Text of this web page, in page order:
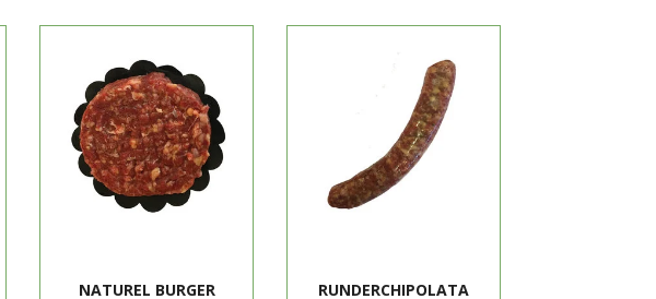
NATUREL BURGER RUNDERCHIPOLATA